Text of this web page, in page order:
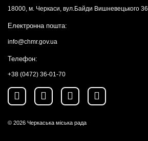
18000, м. Черкаси, вул.Байди Вишневецького 36
Електронна пошта:
info@chmr.gov.ua
Телефон:
+38 (0472) 36-01-70
© 2026 Черкаська міська рада